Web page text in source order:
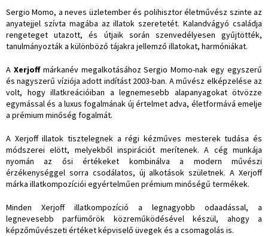
Sergio Momo, a neves üzletember és polihisztor életművész szinte az
anyatejjel szívta magába az illatok szeretetét. Kalandvágyó családja
rengeteget utazott, és útjaik során szenvedélyesen gyűjtötték,
tanulmányozták a különböző tájakra jellemző illatokat, harmóniákat.
A Xerjoffmárkanév megalkotásához Sergio Momo-nak egy egyszerű
és nagyszerű víziója adott indítást 2003-ban. A művész elképzelése az
volt, hogy illatkreációiban a legnemesebb alapanyagokat ötvözze
egymással és a luxus fogalmának új értelmet adva, életformává emelje
a prémium minőség fogalmát.
A Xerjoff illatok tisztelegnek a régi kézműves mesterek tudása és
módszerei elött, melyekből inspirációt merítenek. A cég munkája
nyomán az ősi értékeket kombinálva a modern művészi
érzékenységgel sorra csodálatos, új alkotások születnek. A Xerjoff
márka illatkompozíciói egyértelműen prémium minőségű termékek.
Minden Xerjoff illatkompozíció a legnagyobb odaadással, a
legnevesebb parfümőrök közreműködésével készül, ahogy a
képzőművészeti értéket képviselő üvegek és a csomagolás is.